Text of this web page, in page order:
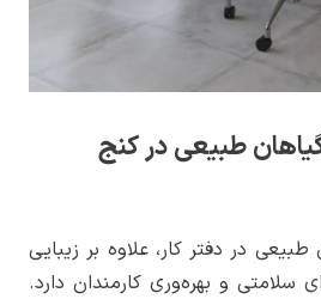
طبیعی در کنج
در دفتر کار، علاوه بر زیبایی
سلامتی و بهره‌وری کارمندان دارد.